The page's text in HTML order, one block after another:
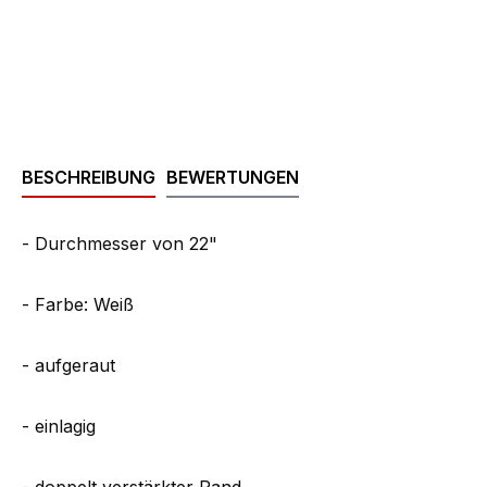
BESCHREIBUNG BEWERTUNGEN
- Durchmesser von 22"
- Farbe: Weiß
- aufgeraut
- einlagig